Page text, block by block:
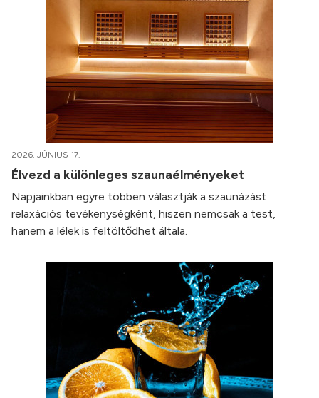
2026. JÚNIUS 17.
Élvezd a különleges szaunaélményeket
Napjainkban egyre többen választják a szaunázást
relaxációs tevékenységként, hiszen nemcsak a test,
hanem a lélek is feltöltődhet általa.